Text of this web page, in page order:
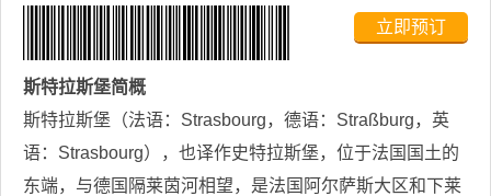
立即预订
斯特拉斯堡简概
斯特拉斯堡（法语：Strasbourg，德语：Straßburg，英
语：Strasbourg），也译作史特拉斯堡，位于法国国土的
东端，与德国隔莱茵河相望，是法国阿尔萨斯大区和下莱